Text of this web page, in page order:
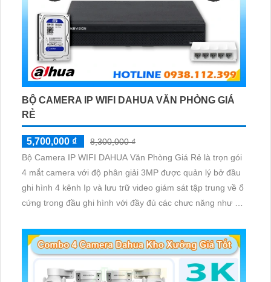
BỘ CAMERA IP WIFI DAHUA VĂN PHÒNG GIÁ
RẺ
5,700,000 ₫
8,300,000 ₫
Bộ Camera IP WIFI DAHUA Văn Phòng Giá Rẻ là trọn gói
4 mắt camera với độ phân giải 3MP được quản lý bở đầu
ghi hình 4 kênh Ip và lưu trữ video giám sát tập trung về ổ
cứng trong đầu ghi hình với đầy đủ các chưc năng như AI
giám sát có màu vào ban đêm